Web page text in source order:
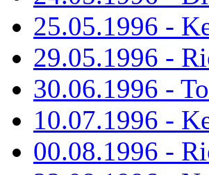
25.05.1996 -
29.05.1996 -
30.06.1996 -
10.07.1996 -
00.08.1996 -